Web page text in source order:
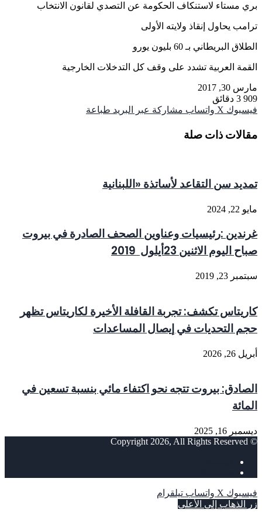
بري مستاء لاستنكاف الحكومة عن التصدي لقانون الانتخاب
ترامب يحاول إنقاذ ولايته الأولى
الطلاق البريطاني بـ 60 بليون يورو
القمة العربية تشدد على وقف كل التدخلات الخارجية
مارس 30, 2017
909 3 دقائق
فيسبوك ‫X واتساب مشاركة عبر البريد طباعة
مقالات ذات صلة
تمديد سن التقاعد لأساتذة «اللبنانية
مايو 22, 2024
غرندين :رئيسيات وعناوين الصحف الصادرة في بيروت
صباح اليوم الاثنين 23أيلول 2019
سبتمبر 23, 2019
كاريتاس تكشف: تجربة القافلة الأخيرة لكاريتاس تظهر
حجم التحديات في إيصال المساعدات
أبريل 26, 2026
الصادق: بيروت تتجه نحو اكتفاء مائي بنسبة تسعين في
المائة
ديسمبر 16, 2025
© Copyright 2026, All Rights Reserved
فيسبوك ‫X واتساب تيلقرام
زر الذهاب إلى الأعلى